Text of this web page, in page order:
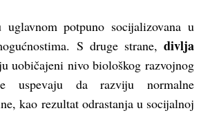
potpuno socijalizovana u
S druge strane, divlja
uobičajeni nivo biološkog razvojnog
uspevaju da razviju normalne
kao rezultat odrastanja u socijalnoj